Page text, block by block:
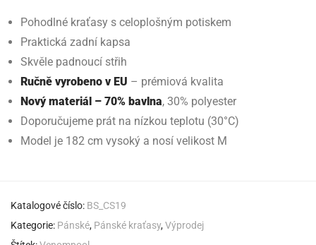
Pohodlné kraťasy s celoplošným potiskem
Praktická zadní kapsa
Skvěle padnoucí střih
Ručně vyrobeno v EU – prémiová kvalita
Nový materiál – 70% bavlna, 30% polyester
Doporučujeme prát na nízkou teplotu (30°C)
Model je 182 cm vysoký a nosí velikost M
Katalogové číslo: BS_CS19
Kategorie: Pánské, Pánské kraťasy,Výprodej